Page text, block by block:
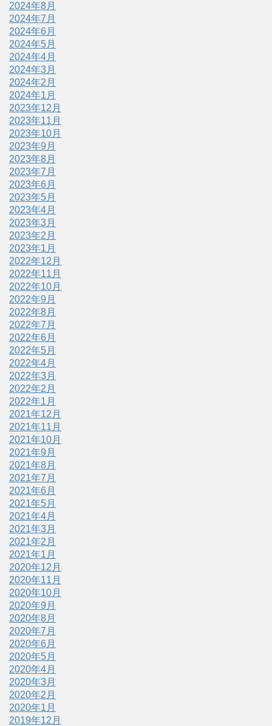
2024年8月
2024年7月
2024年6月
2024年5月
2024年4月
2024年3月
2024年2月
2024年1月
2023年12月
2023年11月
2023年10月
2023年9月
2023年8月
2023年7月
2023年6月
2023年5月
2023年4月
2023年3月
2023年2月
2023年1月
2022年12月
2022年11月
2022年10月
2022年9月
2022年8月
2022年7月
2022年6月
2022年5月
2022年4月
2022年3月
2022年2月
2022年1月
2021年12月
2021年11月
2021年10月
2021年9月
2021年8月
2021年7月
2021年6月
2021年5月
2021年4月
2021年3月
2021年2月
2021年1月
2020年12月
2020年11月
2020年10月
2020年9月
2020年8月
2020年7月
2020年6月
2020年5月
2020年4月
2020年3月
2020年2月
2020年1月
2019年12月